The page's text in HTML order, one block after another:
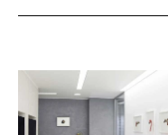
Spleen, Spazio
Beach, MARS Milan
Selezione recenti
Riss(e), Varese.